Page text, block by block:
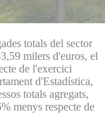
totals del sector
milers d'euros, el
de l'exercici
d'Estadística,
totals agregats,
menys respecte de